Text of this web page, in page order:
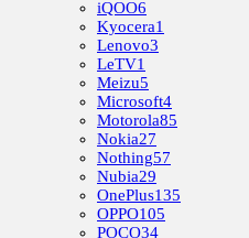
iQOO6
Kyocera1
Lenovo3
LeTV1
Meizu5
Microsoft4
Motorola85
Nokia27
Nothing57
Nubia29
OnePlus135
OPPO105
POCO34